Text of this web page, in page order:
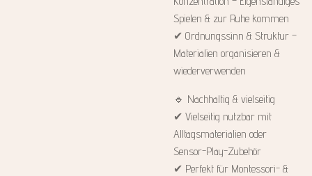
Spielen & zur Ruhe kommen
✔ Ordnungssinn & Struktur –
Materialien organisieren &
wiederverwenden
🔹 Nachhaltig & vielseitig
✔ Vielseitig nutzbar mit
Alltagsmaterialien oder
Sensor-Play-Zubehör
✔ Perfekt für Montessori- &